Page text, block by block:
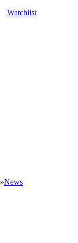
Watchlist
»News